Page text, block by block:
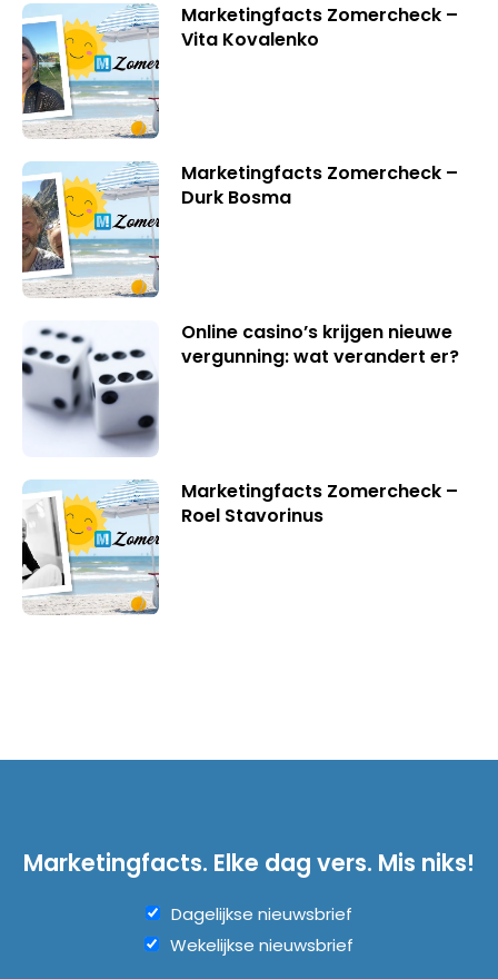
Marketingfacts Zomercheck –
Vita Kovalenko
Marketingfacts Zomercheck –
Durk Bosma
Online casino’s krijgen nieuwe
vergunning: wat verandert er?
Marketingfacts Zomercheck –
Roel Stavorinus
Marketingfacts. Elke dag vers. Mis niks!
Dagelijkse nieuwsbrief
Wekelijkse nieuwsbrief